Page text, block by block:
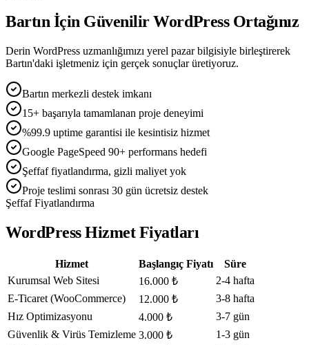
Bartın İçin Güvenilir WordPress Ortağınız
Derin WordPress uzmanlığımızı yerel pazar bilgisiyle birleştirerek
Bartın'daki işletmeniz için gerçek sonuçlar üretiyoruz.
Bartın merkezli destek imkanı
15+ başarıyla tamamlanan proje deneyimi
%99.9 uptime garantisi ile kesintisiz hizmet
Google PageSpeed 90+ performans hedefi
Şeffaf fiyatlandırma, gizli maliyet yok
Proje teslimi sonrası 30 gün ücretsiz destek
Şeffaf Fiyatlandırma
WordPress Hizmet Fiyatları
Hizmet Başlangıç Fiyatı
Süre
Kurumsal Web Sitesi
16.000 ₺
2-4 hafta
E-Ticaret (WooCommerce)
12.000 ₺
3-8 hafta
Hız Optimizasyonu
4.000 ₺
3-7 gün
Güvenlik & Virüs Temizleme 3.000 ₺
1-3 gün